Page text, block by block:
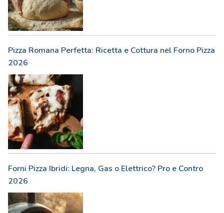
Pizza Romana Perfetta: Ricetta e Cottura nel Forno Pizza
2026
Forni Pizza Ibridi: Legna, Gas o Elettrico? Pro e Contro
2026